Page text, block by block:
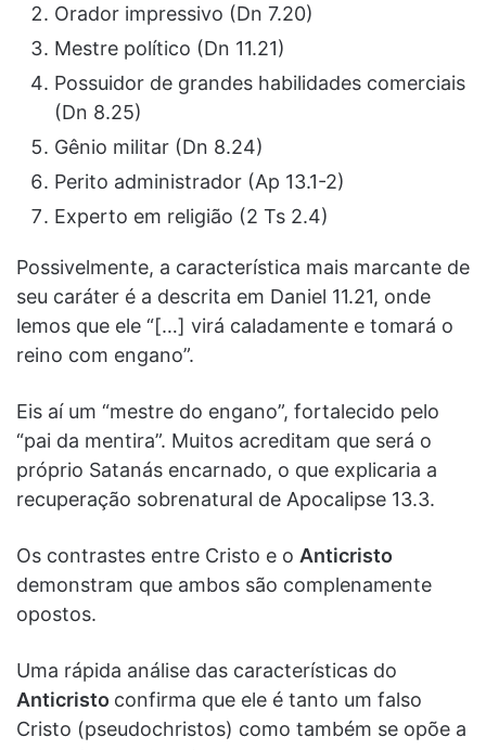
Orador impressivo (Dn 7.20)
Mestre político (Dn 11.21)
Possuidor de grandes habilidades comerciais
(Dn 8.25)
Gênio militar (Dn 8.24)
Perito administrador (Ap 13.1-2)
Experto em religião (2 Ts 2.4)
Possivelmente, a característica mais marcante de
seu caráter é a descrita em Daniel 11.21, onde
lemos que ele “[…] virá caladamente e tomará o
reino com engano”.
Eis aí um “mestre do engano”, fortalecido pelo
“pai da mentira”. Muitos acreditam que será o
próprio Satanás encarnado, o que explicaria a
recuperação sobrenatural de Apocalipse 13.3.
Os contrastes entre Cristo e o Anticristo
demonstram que ambos são complenamente
opostos.
Uma rápida análise das características do
Anticristo confirma que ele é tanto um falso
Cristo (pseudochristos) como também se opõe a